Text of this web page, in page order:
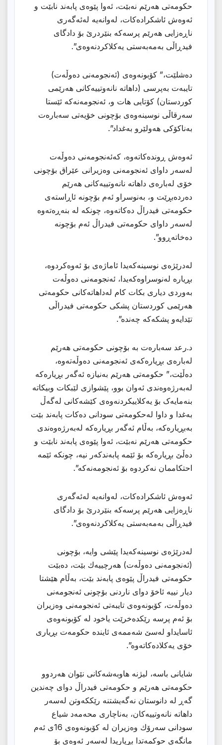
حکومەتی هەرێم نەبێت، ئەوا پێوەی پابەند نابێت و
ئەوەش ئاشكرادەكات، لەوانەیە لەئەگەری
ناڕەزایی هەرێم پرسەکە بنێردرێ بۆ دادگای
فیدڕاڵی بەمەبەستی یەکلاکردنەوەی”.
دەشلێت،” كۆبونەوەی (ئەنجومەنی دەوڵەت)
تایبەت بەپرسی (داهاتە نانەوتییەكانی هەرێمی
كوردستان) كۆتایی هات و، ئەنجومەنەكە ئێستا
سەرقاڵی نوسینەوەی بۆچونی خۆیەتی سەبارەت
بەناكۆكی هەولێرو بەغداد”.
ئەوەش ڕوندەكاتەوە، كەئەنجومەنی دەوڵەت
لەسەر داوای ئەنجومەنی وەزیرانی عێراق بۆچونی
خۆی لەبارەی داهاتە نانەوتییەكانی هەرێم
دەردەبڕێت و، بەنوسراو ئەم بۆچونە ئاڕاستەی
حكومەتی فیدراڵ دەكاتەوە، چونكە لە بنەڕەتەوە
لەسەر داوای حكومەتی فیدراڵ ئەم بۆچونە
دەخاتەڕوو”.
لەدرێژەی نوسینەكەیدا ئاماژەی بۆ ئەوەكردوە،
بڕیارە لەنوسراوەكەیدا، ئەنجومەنی دەوڵەت
بەوردی دیاری بكات كام لەداهاتەكانی حكومەتی
هەرێمی كوردستان پشكی حكومەتی فیدراڵی
تێدایەو پشكەكە چەندە”.
د.رعد سەبارەت بە بۆچونی حكومەتی هەرێم
لەبارەی بڕیارەكەی ئەنجومەنی دەوڵەتەوە،
دەڵێت،” حکومەتی هەرێم بەنیازە ئەگەر بڕیارەکە
لەبەرژەوەندی ئەوان بوو، پێشوازی لێبکات وبیکاتە
بنەمایەک بۆ یەکلاییکردنەوەی کێشەکانی لەگەڵ
بەغدا و داوا لەحکومەتی سودانی دەکات پابەند بێت
بەبڕیارەکە، بەڵام ئەگەر بڕیارەکە لەبەرژەوەندی
حکومەتی هەرێم نەبێت، ئەوا پێوەی پابەند نابێت و
دەڵێ بڕیارەکە بۆ ئێمە پابەندکەر نیە، چونکە ئێمە
احتکاممان نەکردوە بۆ ئەنجومەنەکە”.
ئەوەش ئاشكرادەكات، لەوانەیە لەئەگەری
ناڕەزایی هەرێم پرسەکە بنێردرێ بۆ دادگای
فیدڕاڵی بەمەبەستی یەکلاکردنەوەی”.
لەدرێژەی نوسینەكەیدا پێشی وایە، بۆچونی
(ئەنجومەنی دەوڵەت) هەرچییەك بێت، دەبێت
حكومەتی فیدراڵ پێوەی پابەند بێت، بەڵام هێشتا
دیار نییە ئاخۆ دوای ناردنی بۆچونی ئەنجومەنی
دەوڵەت، كۆبونەوەی تایبەتی ئەنجومەنی وەزیران
بۆ ئەم پرسە رێكدەخرێت یاخود لە كۆبونەوەی
ئاسایداو لەسێ شەممەی ئایندە حكومەت بڕیاری
خۆی یەكلادەكاتەوە”.
شایانی باسە، لیژنە هاوبەشەكانی نێوان هەردوو
حكومەتی هەرێم و حكومەتی فیدراڵ دوای چەندین
گەڕ لە دانوستان نەگەیشتنە رێككەوتن لەسەر
داهاتە نانەوتییەكان، بەناچاری محەمەد شیاع
سودانی سەرۆك وەزیران لە كۆبونەوەی 16ی ئەم
مانگەی حوكمەتدا بڕیاریدا لەسەر ئەوەی بۆ